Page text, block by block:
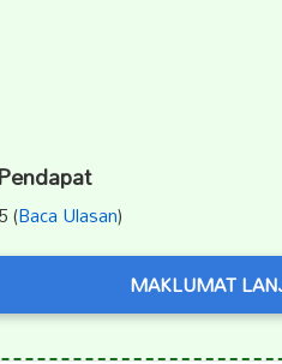
Pendapat
(Baca Ulasan)
MAKLUMAT